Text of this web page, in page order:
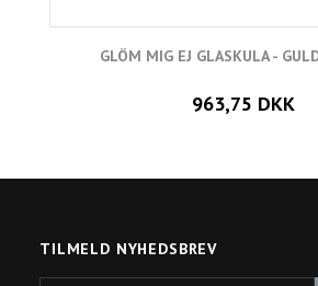
GLÖM MIG EJ GLASKULA -
963,75 DKK
TILMELD NYHEDSBREV